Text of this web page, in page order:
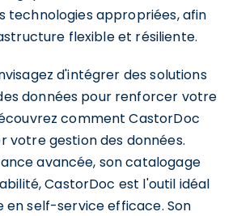
technologies appropriées, afin
flexible et résiliente.
d'intégrer des solutions
données pour renforcer votre
comment CastorDoc
votre gestion des données.
avancée, son catalogage
CastorDoc est l'outil idéal
en self-service efficace. Son